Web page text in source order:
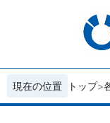
現在の位置 トップ